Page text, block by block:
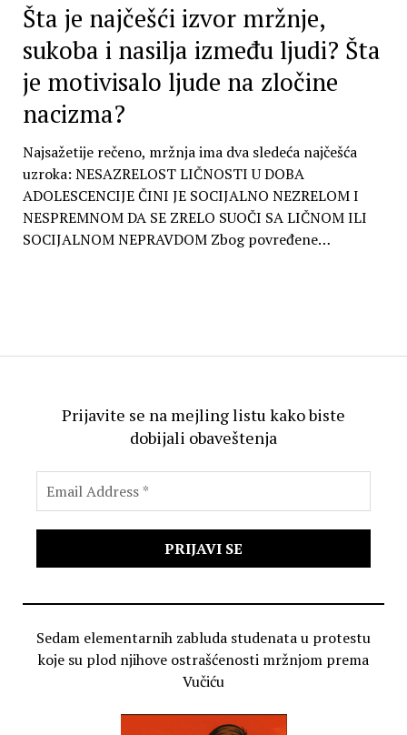
Prijavite se na mejling listu kako biste
dobijali obaveštenja
Sedam elementarnih zabluda studenata u protestu
koje su plod njihove ostrašćenosti mržnjom prema
Vučiću
Šta je najčešći izvor mržnje,
sukoba i nasilja između ljudi? Šta
je motivisalo ljude na zločine
nacizma?
Najsažetije rečeno, mržnja ima dva sledeća najčešća
uzroka: NESAZRELOST LIČNOSTI U DOBA
ADOLESCENCIJE ČINI JE SOCIJALNO NEZRELOM I
NESPREMNOM DA SE ZRELO SUOČI SA LIČNOM ILI
SOCIJALNOM NEPRAVDOM Zbog povređene…